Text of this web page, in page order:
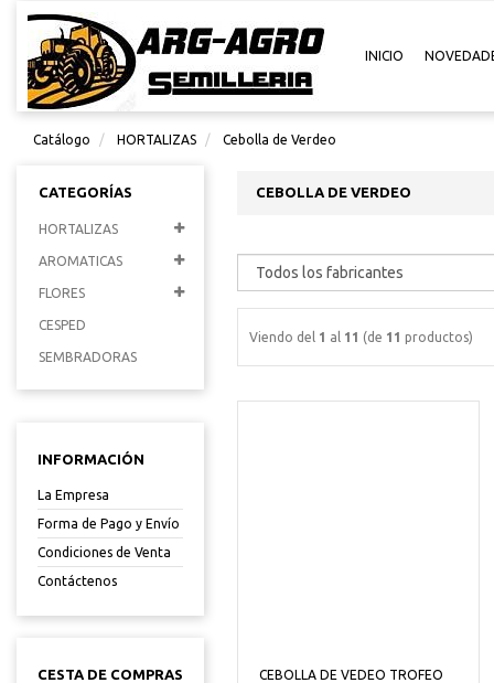
INICIO
Catálogo HORTALIZAS Cebolla de Verdeo
CATEGORÍAS
HORTALIZAS
AROMATICAS
FLORES
CESPED
SEMBRADORAS
INFORMACIÓN
La Empresa
Forma de Pago y Envío
Condiciones de Venta
Contáctenos
CESTA DE COMPRAS
CEBOLLA DE VERDEO
Viendo del 1 al 11 (de 11 productos)
CEBOLLA DE VEDEO TROFEO